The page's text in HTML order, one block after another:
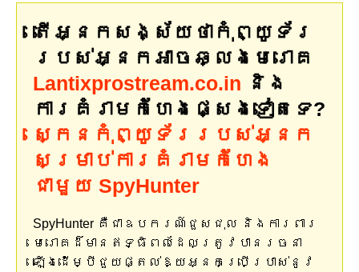
តើអ្នកសង្ស័យថាកុំព្យូទ័រ
របស់អ្នកអាចឆ្លងមេរោគ
Lantixprostream.co.in និង
ការគំរាមកំហែងផ្សេងទៀតទេ?
ស្កេនកុំព្យូទ័ររបស់អ្នក
សម្រាប់ការគំរាមកំហែង
ជាមួយ SpyHunter
SpyHunter គឺជាឧបករណ៍ជួសជុល និងការពារ
មេរោគដ៏មានឥទ្ធិពលដែលត្រូវបានរចនា
ឡើងដើម្បីជួយផ្តល់ឱ្យអ្នកប្រើប្រាស់នូវ